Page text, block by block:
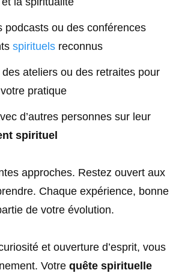
podcasts ou des conférences
spirituels reconnus
ateliers ou des retraites pour
pratique
d’autres personnes sur leur
spirituel
approches. Restez ouvert aux
Chaque expérience, bonne
de votre évolution.
et ouverture d’esprit, vous
Votre quête spirituelle